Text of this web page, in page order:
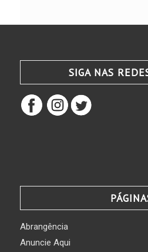
SIGA NAS
Abrangência
Anuncie Aqui